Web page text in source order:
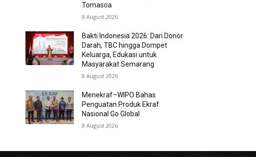
Tomasoa
8 August 2026
Bakti Indonesia 2026: Dari Donor
Darah, TBC hingga Dompet
Keluarga, Edukasi untuk
Masyarakat Semarang
8 August 2026
Menekraf–WIPO Bahas
Penguatan Produk Ekraf
Nasional Go Global
8 August 2026